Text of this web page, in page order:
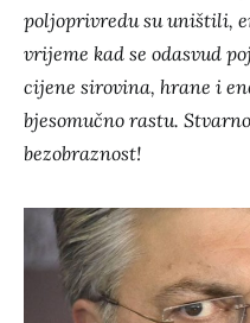
poljoprivredu su uništili,
vrijeme kad se odasvud
cijene sirovina, hrane i
bjesomučno rastu.
bezobraznost!